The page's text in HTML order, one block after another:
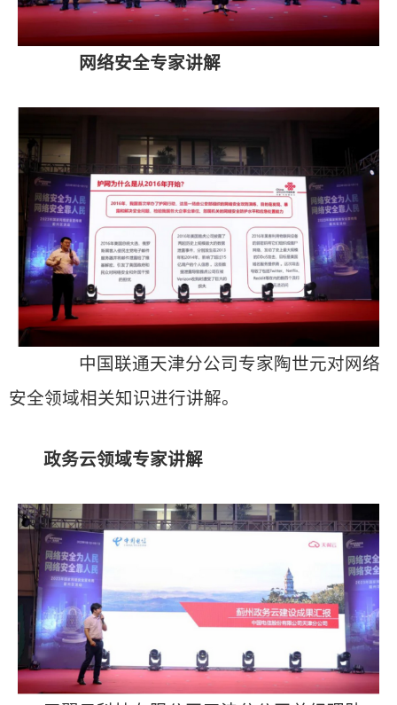
网络安全专家讲解
中国联通天津分公司专家陶世元对网络
安全领域相关知识进行讲解。
政务云领域专家讲解